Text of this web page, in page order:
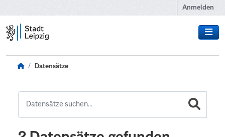
Anmelden
Datensätze